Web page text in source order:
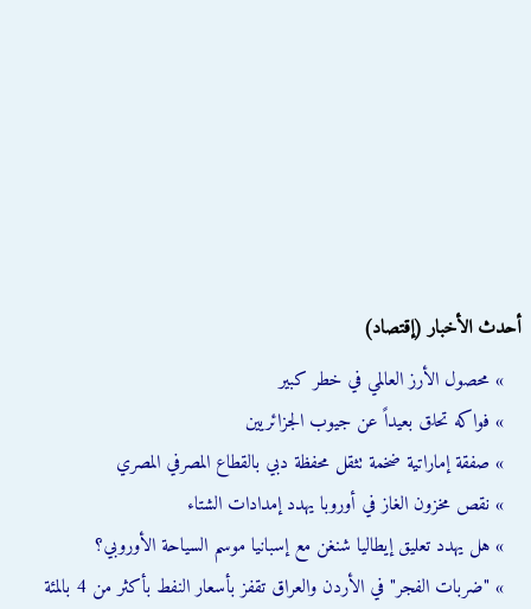
أحدث الأخبار (إقتصاد)
» محصول الأرز العالمي في خطر كبير
» فواكه تحلق بعيداً عن جيوب الجزائريين
» صفقة إماراتية ضخمة تثقل محفظة دبي بالقطاع المصرفي المصري
» نقص مخزون الغاز في أوروبا يهدد إمدادات الشتاء
» هل يهدد تعليق إيطاليا شنغن مع إسبانيا موسم السياحة الأوروبي؟
» "ضربات الفجر" في الأردن والعراق تقفز بأسعار النفط بأكثر من 4 بالمئة